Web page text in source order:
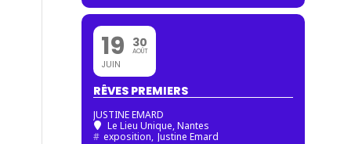
19
JUIN
30
AOÛT
RÊVES PREMIERS
JUSTINE EMARD
Le Lieu Unique, Nantes
# exposition, Justine Emard